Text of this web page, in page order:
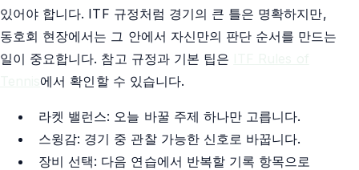
있어야 합니다. ITF 규정처럼 경기의 큰 틀은 명확하지만,
동호회 현장에서는 그 안에서 자신만의 판단 순서를 만드는
일이 중요합니다. 참고 규정과 기본 팁은
에서 확인할 수 있습니다.
라켓 밸런스: 오늘 바꿀 주제 하나만 고릅니다.
스윙감: 경기 중 관찰 가능한 신호로 바꿉니다.
장비 선택: 다음 연습에서 반복할 기록 항목으로